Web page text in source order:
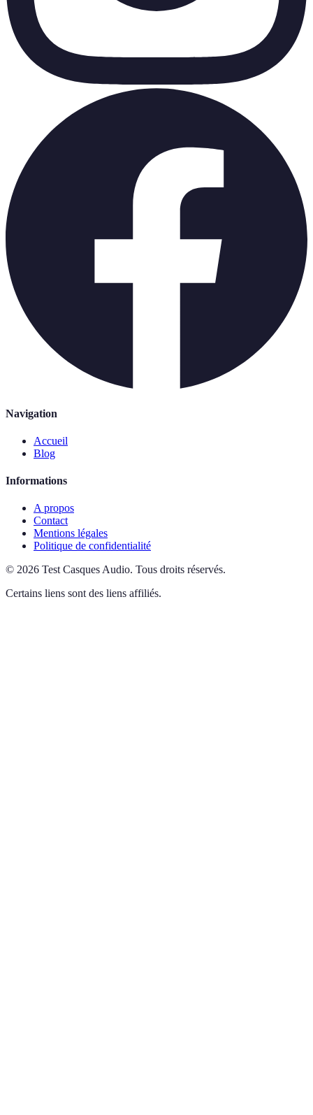
Navigation
Accueil
Blog
Informations
A propos
Contact
Mentions légales
Politique de confidentialité
© 2026 Test Casques Audio. Tous droits réservés.
Certains liens sont des liens affiliés.